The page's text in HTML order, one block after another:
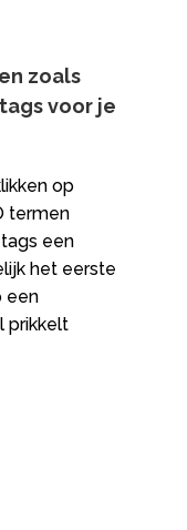
zoals
voor je
op
termen
een
het eerste
een
prikkelt